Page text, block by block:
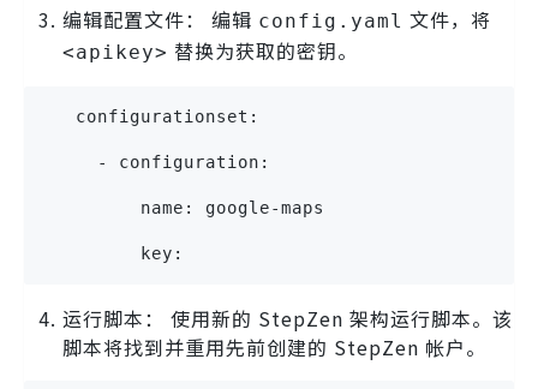
编辑配置文件： 编辑 config.yaml 文件，将
<apikey> 替换为获取的密钥。
   configurationset:
     - configuration:
         name: google-maps
         key:
运行脚本： 使用新的 StepZen 架构运行脚本。该
脚本将找到并重用先前创建的 StepZen 帐户。